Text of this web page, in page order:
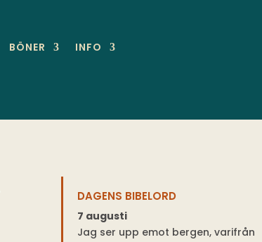
BÖNER INFO
DAGENS BIBELORD
7 augusti
Jag ser upp emot bergen, varifrån